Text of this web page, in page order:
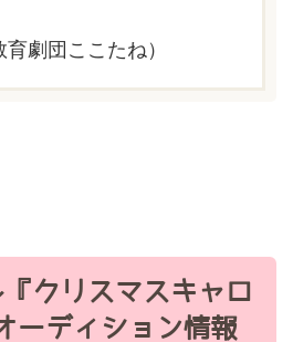
劇団ここたね）
クリスマスキャロ
ーディション情報